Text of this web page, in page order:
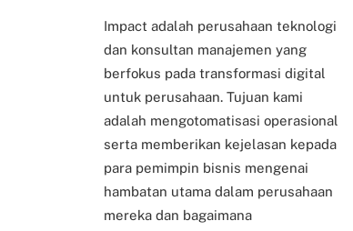
Impact adalah perusahaan teknologi
dan konsultan manajemen yang
berfokus pada transformasi digital
untuk perusahaan. Tujuan kami
adalah mengotomatisasi operasional
serta memberikan kejelasan kepada
para pemimpin bisnis mengenai
hambatan utama dalam perusahaan
mereka dan bagaimana